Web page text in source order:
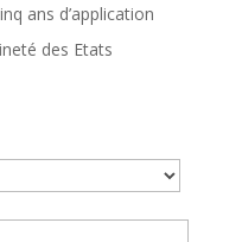
ans d’application
des Etats